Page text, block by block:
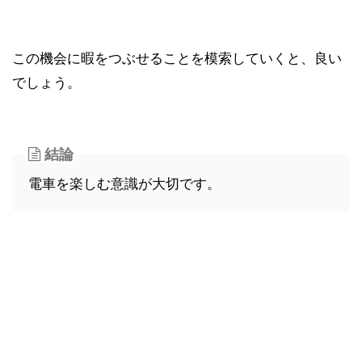
この機会に暇をつぶせることを模索していくと、良い
でしょう。
結論
電車を楽しむ意識が大切です。